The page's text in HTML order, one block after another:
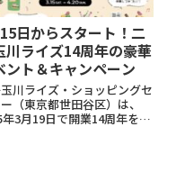
日からスタート！二
川ライズ14周年の豪華
ント＆キャンペーン
川ライズ・ショッピングセ
（東京都世田谷区）は、
年3月19日で開業14周年を迎